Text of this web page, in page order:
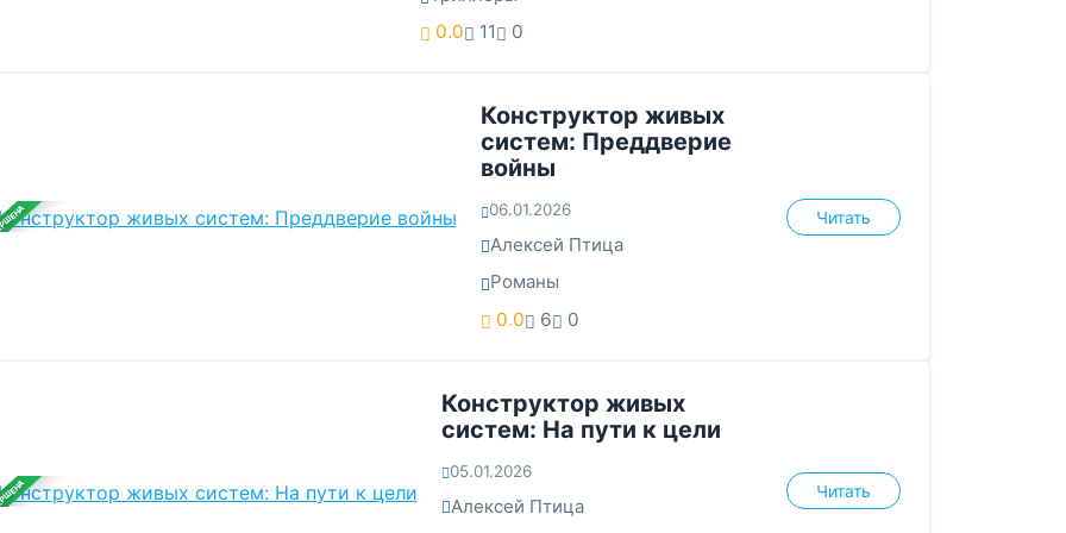
0.0
11 0
Конструктор живых
систем: Преддверие
войны
06.01.2026
Алексей Птица
Романы
0.0
6 0
Читать
Конструктор живых
систем: На пути к цели
05.01.2026
Алексей Птица
Читать